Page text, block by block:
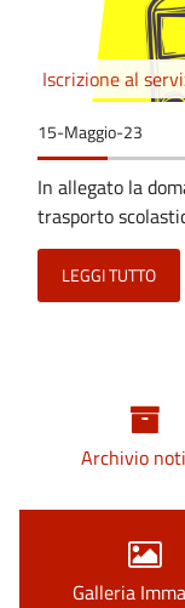
Iscrizione al
15-Maggio-23
In allegato la
trasporto
LEGGI TUTTO
Archivio
Galleria